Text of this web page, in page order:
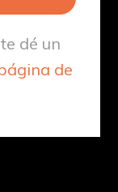
dé un
de